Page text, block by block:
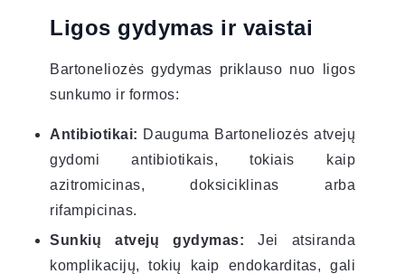
Ligos gydymas ir vaistai
Bartoneliozės gydymas priklauso nuo ligos
sunkumo ir formos:
Antibiotikai: Dauguma Bartoneliozės atvejų
gydomi antibiotikais, tokiais kaip
azitromicinas, doksiciklinas arba
rifampicinas.
Sunkių atvejų gydymas: Jei atsiranda
komplikacijų, tokių kaip endokarditas, gali